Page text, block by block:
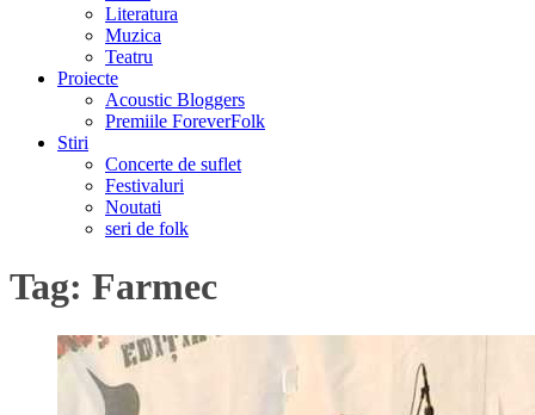
Literatura
Muzica
Teatru
Proiecte
Acoustic Bloggers
Premiile ForeverFolk
Stiri
Concerte de suflet
Festivaluri
Noutati
seri de folk
Tag: Farmec